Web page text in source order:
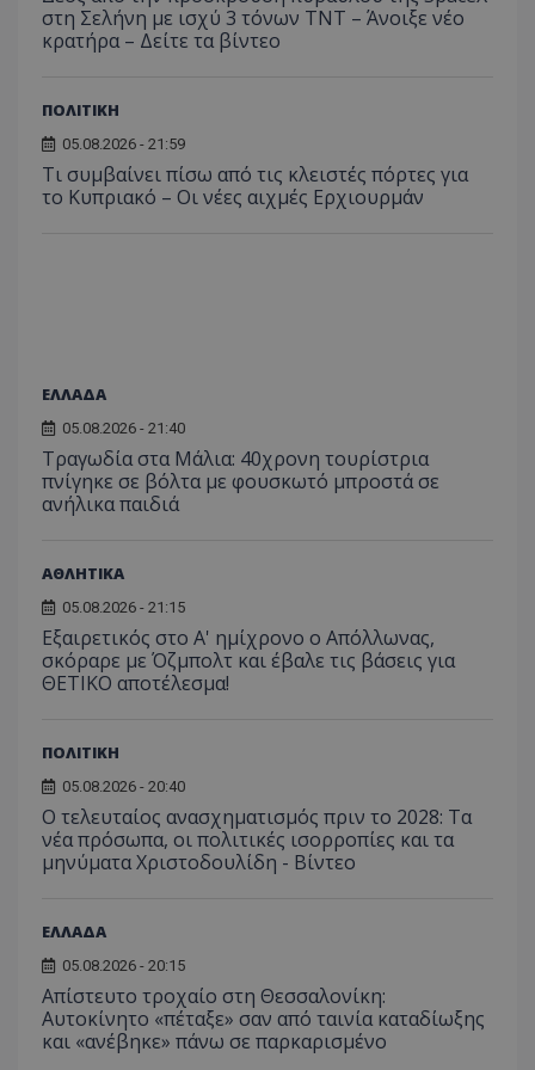
στη Σελήνη με ισχύ 3 τόνων TNT – Άνοιξε νέο
κρατήρα – Δείτε τα βίντεο
ΠΟΛΙΤΙΚΗ
05.08.2026 - 21:59
Τι συμβαίνει πίσω από τις κλειστές πόρτες για
το Κυπριακό – Οι νέες αιχμές Ερχιουρμάν
ΕΛΛΑΔΑ
05.08.2026 - 21:40
Τραγωδία στα Μάλια: 40χρονη τουρίστρια
πνίγηκε σε βόλτα με φουσκωτό μπροστά σε
ανήλικα παιδιά
ΑΘΛΗΤΙΚΑ
05.08.2026 - 21:15
Εξαιρετικός στο Α' ημίχρονο ο Απόλλωνας,
σκόραρε με Όζμπολτ και έβαλε τις βάσεις για
ΘΕΤΙΚΟ αποτέλεσμα!
ΠΟΛΙΤΙΚΗ
05.08.2026 - 20:40
Ο τελευταίος ανασχηματισμός πριν το 2028: Τα
νέα πρόσωπα, οι πολιτικές ισορροπίες και τα
μηνύματα Χριστοδουλίδη - Βίντεο
ΕΛΛΑΔΑ
05.08.2026 - 20:15
Απίστευτο τροχαίο στη Θεσσαλονίκη:
Αυτοκίνητο «πέταξε» σαν από ταινία καταδίωξης
και «ανέβηκε» πάνω σε παρκαρισμένο
VISITOR_PRIVACY_METADATA
YouTube
.youtube.com